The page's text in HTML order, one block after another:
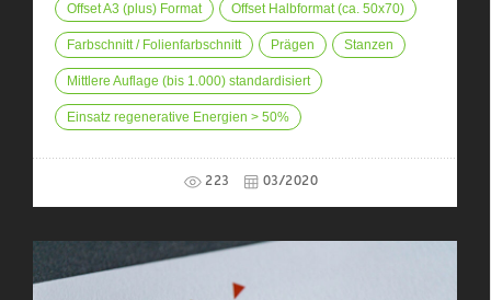
Offset A3 (plus) Format Offset Halbformat (ca. 50x70)
Farbschnitt / Folienfarbschnitt Prägen Stanzen
Mittlere Auflage (bis 1.000) standardisiert
Einsatz regenerative Energien > 50%
223 03/2020